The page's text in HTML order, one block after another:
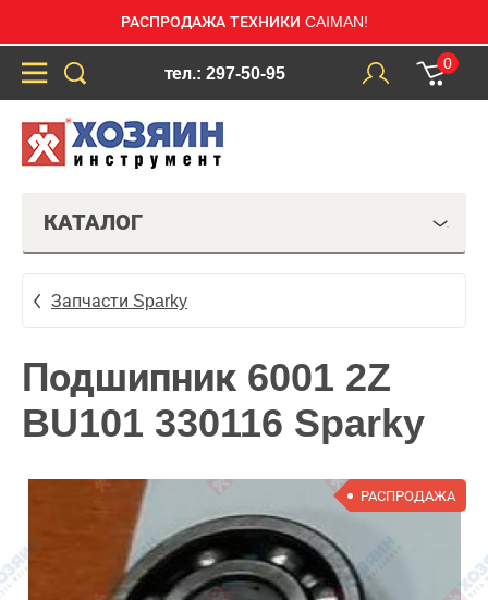
РАСПРОДАЖА ТЕХНИКИ CAIMAN!
тел.: 297-50-95
0
КАТАЛОГ
Запчасти Sparky
Подшипник 6001 2Z
BU101 330116 Sparky
РАСПРОДАЖА